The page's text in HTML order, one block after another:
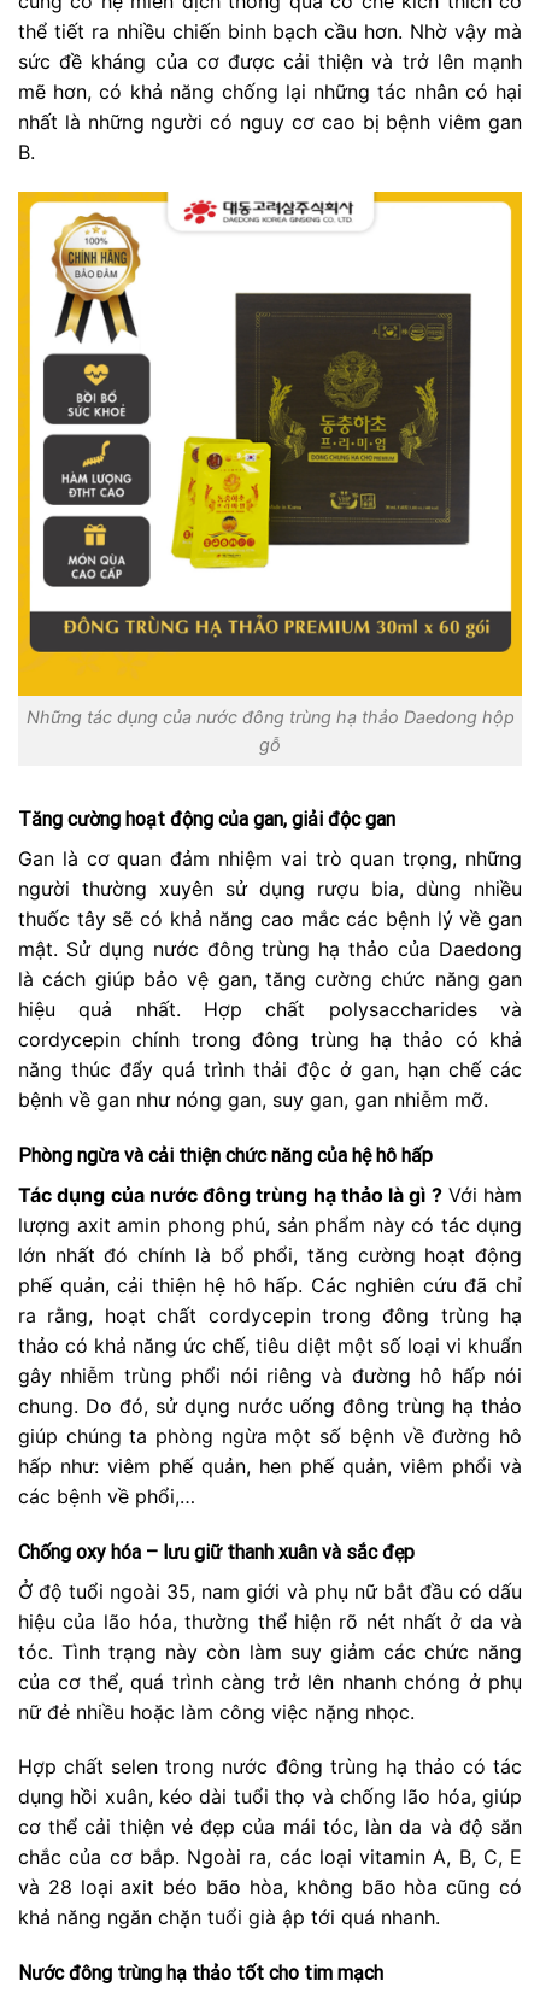
thể tiết ra nhiều chiến binh bạch cầu hơn. Nhờ vậy mà
sức đề kháng của cơ được cải thiện và trở lên mạnh
mẽ hơn, có khả năng chống lại những tác nhân có hại
nhất là những người có nguy cơ cao bị bệnh viêm gan
B.
Những tác dụng của nước đông trùng hạ thảo Daedong hộp
gỗ
Tăng cường hoạt động của gan, giải độc gan
Gan là cơ quan đảm nhiệm vai trò quan trọng, những
người thường xuyên sử dụng rượu bia, dùng nhiều
thuốc tây sẽ có khả năng cao mắc các bệnh lý về gan
mật. Sử dụng nước đông trùng hạ thảo của Daedong
là cách giúp bảo vệ gan, tăng cường chức năng gan
hiệu quả nhất. Hợp chất polysaccharides và
cordycepin chính trong đông trùng hạ thảo có khả
năng thúc đẩy quá trình thải độc ở gan, hạn chế các
bệnh về gan như nóng gan, suy gan, gan nhiễm mỡ.
Phòng ngừa và cải thiện chức năng của hệ hô hấp
Tác dụng của nước đông trùng hạ thảo là gì ?Với hàm
lượng axit amin phong phú, sản phẩm này có tác dụng
lớn nhất đó chính là bổ phổi, tăng cường hoạt động
phế quản, cải thiện hệ hô hấp. Các nghiên cứu đã chỉ
ra rằng, hoạt chất cordycepin trong đông trùng hạ
thảo có khả năng ức chế, tiêu diệt một số loại vi khuẩn
gây nhiễm trùng phổi nói riêng và đường hô hấp nói
chung. Do đó, sử dụng nước uống đông trùng hạ thảo
giúp chúng ta phòng ngừa một số bệnh về đường hô
hấp như: viêm phế quản, hen phế quản, viêm phổi và
các bệnh về phổi,…
Chống oxy hóa – lưu giữ thanh xuân và sắc đẹp
Ở độ tuổi ngoài 35, nam giới và phụ nữ bắt đầu có dấu
hiệu của lão hóa, thường thể hiện rõ nét nhất ở da và
tóc. Tình trạng này còn làm suy giảm các chức năng
của cơ thể, quá trình càng trở lên nhanh chóng ở phụ
nữ đẻ nhiều hoặc làm công việc nặng nhọc.
Hợp chất selen trong nước đông trùng hạ thảo có tác
dụng hồi xuân, kéo dài tuổi thọ và chống lão hóa, giúp
cơ thể cải thiện vẻ đẹp của mái tóc, làn da và độ săn
chắc của cơ bắp. Ngoài ra, các loại vitamin A, B, C, E
và 28 loại axit béo bão hòa, không bão hòa cũng có
khả năng ngăn chặn tuổi già ập tới quá nhanh.
Nước đông trùng hạ thảo tốt cho tim mạch